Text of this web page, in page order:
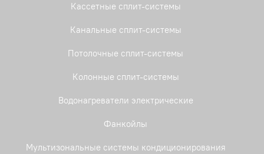
Кассетные сплит-системы
Канальные сплит-системы
Потолочные сплит-системы
Колонные сплит-системы
Водонагреватели электрические
Фанкойлы
Мультизональные системы кондиционирования